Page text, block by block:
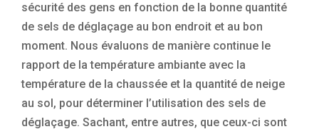
sécurité des gens en fonction de la bonne quantité
de sels de déglaçage au bon endroit et au bon
moment. Nous évaluons de manière continue le
rapport de la température ambiante avec la
température de la chaussée et la quantité de neige
au sol, pour déterminer l’utilisation des sels de
déglaçage. Sachant, entre autres, que ceux-ci sont